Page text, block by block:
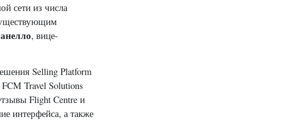
сети из числа
, вице-
Selling Platform
Travel Solutions
Flight Centre и
интерфейса, а также